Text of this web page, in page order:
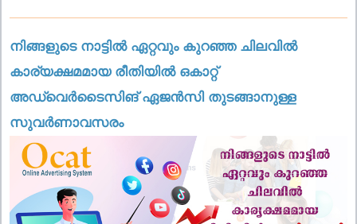
നിങ്ങളുടെ നാട്ടിൽ ഏറ്റവും കുറഞ്ഞ ചിലവിൽ
കാര്യക്ഷമമായ രീതിയിൽ ഒകാറ്റ്
അഡ്വെർടൈസിങ് ഏജൻസി തുടങ്ങാനുള്ള
സുവർണാവസരം